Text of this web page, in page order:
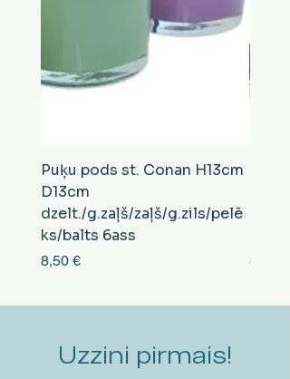
Puķu pods st. Conan H13cm
D13cm
dzelt./g.zaļš/zaļš/g.zils/pelē
ks/balts 6ass
Cena
8,50 € Cena
8,50 €
Uzzini pirmais!